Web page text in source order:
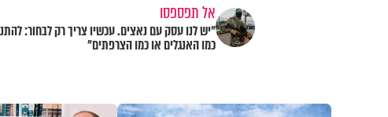
אל תפספסו
"יש לנו עסק עם נאצים. עכשיו צריך רק לבחור:
כמו האנגלים או כמו הצרפתים"